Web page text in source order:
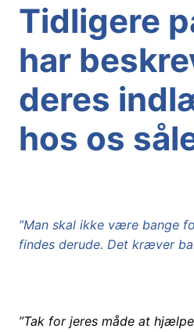
Tidligere
har
deres
hos os
”Man skal ikke være bange
findes derude. Det kræver
”Tak for jeres måde at